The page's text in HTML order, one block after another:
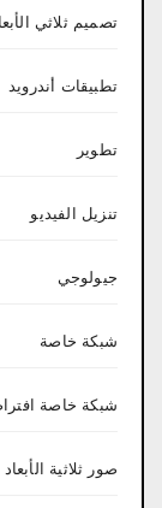
تصميم ثلاثي
تطبيقات أندرويد
تطوير
تنزيل الفيديو
جيولوجي
شبكة خاصة
شبكة خاصة
صور ثلاثية الأبعاد